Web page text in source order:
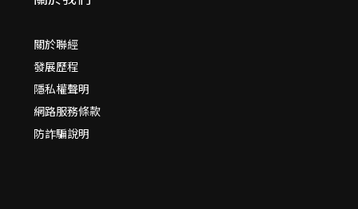
關於聯經
發展歷程
隱私權聲明
網路服務條款
防詐騙說明